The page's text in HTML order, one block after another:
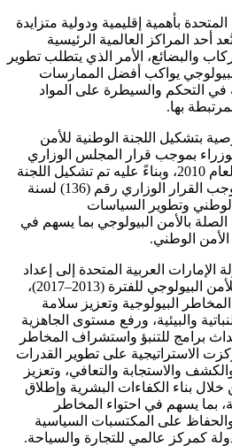
بأهمية إقليمية ودولية متزايدة
المراكز العالمية الرئيسية
والبضائع، الأمر الذي يتطلب تطوير
يواكب أفضل الممارسات
في التحكم والسيطرة على المواد
بها.
بتشكيل اللجنة الوطنية للأمن
بموجب قرار المجلس الوزاري
للخدمات رقم (184/13 خ/1) لعام 2010، وبناءً عليه تم تشكيل اللجنة
الوطنية للأمن البيولوجي بموجب القرار الوزاري رقم (136) لسنة
الوطني وتطوير السياسات
الصلة بالأمن البيولوجي بما يسهم في
الأمن الوطني.
العربية المتحدة إلى إعداد
استراتيجية وطنية متكاملة للأمن البيولوجي للفترة (2013–2017)،
البيولوجية وتعزيز سلامة
والبيئية، ورفع مستوى الجاهزية
برامج للتنبؤ واستشراف المخاطر
الاستراتيجية على تطوير القدرات
والاستجابة والتعافي، وتعزيز
بناء الكفاءات البشرية وإطلاق
بما يسهم في احتواء المخاطر
والحفاظ على المكتسبات السياسية
كمركز عالمي للتجارة والسياحة.